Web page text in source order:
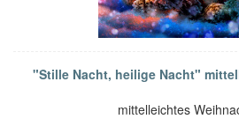
"Stille Nacht, heilige Nacht"
mittelleichtes